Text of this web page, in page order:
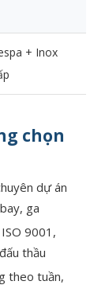
+ Inox
chọn
dự án
ga
ISO 9001,
thầu
theo tuần,